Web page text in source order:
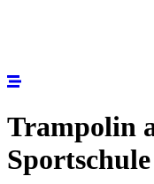
Trampolin